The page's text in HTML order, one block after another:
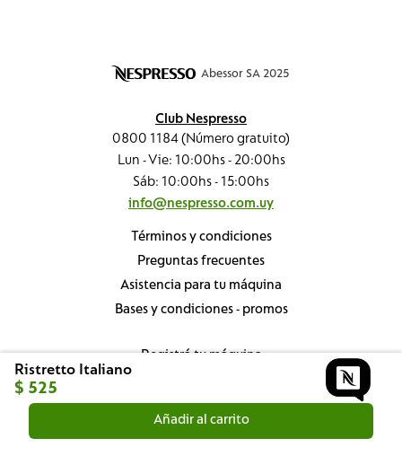
Ristretto Italiano
$ 525
Añadir al carrito
Abessor SA 2025
Club Nespresso
0800 1184 (Número gratuito)
Lun - Vie: 10:00hs - 20:00hs
Sáb: 10:00hs - 15:00hs
info@nespresso.com.uy
Términos y condiciones
Preguntas frecuentes
Asistencia para tu máquina
Bases y condiciones - promos
Registrá tu máquina
Sustentabilidad
¿Dónde está mi pedido?